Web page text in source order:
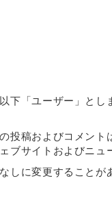
下「ユーザー」と
投稿およびコメン
ブサイトおよびニュ
しに変更することが